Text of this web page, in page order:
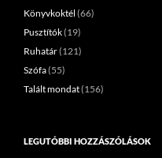
Könyvkoktél (66)
Pusztítók(19)
Ruhatár(121)
Szófa(55)
Talált mondat(156)
LEGUTÓBBI HOZZÁSZÓLÁSOK